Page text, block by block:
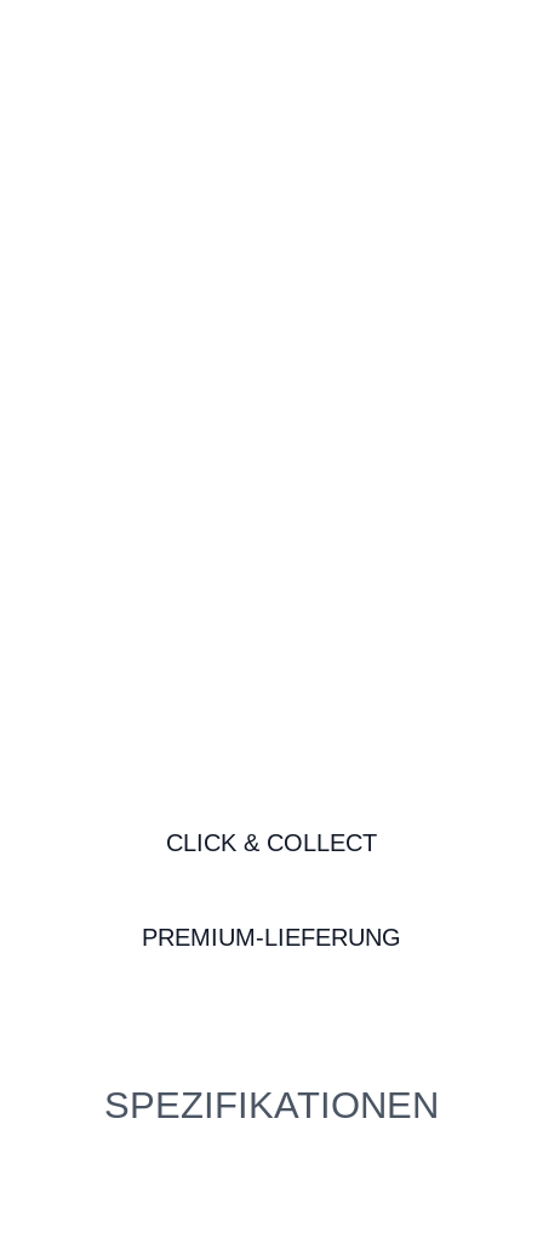
CLICK & COLLECT
PREMIUM-LIEFERUNG
SPEZIFIKATIONEN